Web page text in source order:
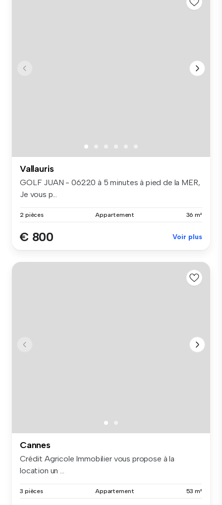
Vallauris
GOLF JUAN - 06220 à 5 minutes à pied de la MER,
Je vous p...
2 pièces Appartement 36 m²
€ 800 Voir plus
Cannes
Crédit Agricole Immobilier vous propose à la
location un ...
3 pièces Appartement 53 m²